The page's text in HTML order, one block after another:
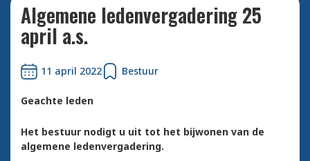
Algemene ledenvergadering 25
april a.s.
11 april 2022 Bestuur
Geachte leden
Het bestuur nodigt u uit tot het bijwonen van de
algemene ledenvergadering.